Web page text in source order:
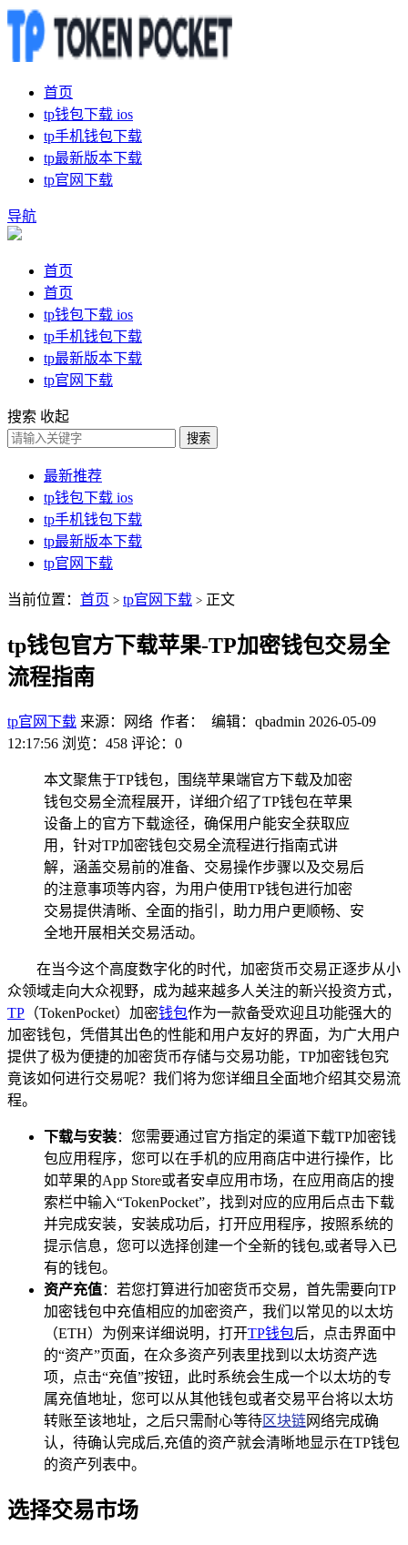
首页
tp钱包下载 ios
tp手机钱包下载
tp最新版本下载
tp官网下载
导航
首页
首页
tp钱包下载 ios
tp手机钱包下载
tp最新版本下载
tp官网下载
搜索 收起
搜索
最新推荐
tp钱包下载 ios
tp手机钱包下载
tp最新版本下载
tp官网下载
当前位置： 首页 > tp官网下载 > 正文
tp钱包官方下载苹果-TP加密钱包交易全
流程指南
tp官网下载 来源：网络 作者： 编辑：qbadmin 2026-05-09
12:17:56 浏览：458 评论：0
本文聚焦于TP钱包，围绕苹果端官方下载及加密
钱包交易全流程展开，详细介绍了TP钱包在苹果
设备上的官方下载途径，确保用户能安全获取应
用，针对TP加密钱包交易全流程进行指南式讲
解，涵盖交易前的准备、交易操作步骤以及交易后
的注意事项等内容，为用户使用TP钱包进行加密
交易提供清晰、全面的指引，助力用户更顺畅、安
全地开展相关交易活动。
在当今这个高度数字化的时代，加密货币交易正逐步从小
众领域走向大众视野，成为越来越多人关注的新兴投资方式，
TP （TokenPocket）加密钱包作为一款备受欢迎且功能强大的
加密钱包，凭借其出色的性能和用户友好的界面，为广大用户
提供了极为便捷的加密货币存储与交易功能，TP加密钱包究
竟该如何进行交易呢？我们将为您详细且全面地介绍其交易流
程。
下载与安装：您需要通过官方指定的渠道下载TP加密钱
包应用程序，您可以在手机的应用商店中进行操作，比
如苹果的App Store或者安卓应用市场，在应用商店的搜
索栏中输入“TokenPocket”，找到对应的应用后点击下载
并完成安装，安装成功后，打开应用程序，按照系统的
提示信息，您可以选择创建一个全新的钱包,或者导入已
有的钱包。
资产充值：若您打算进行加密货币交易，首先需要向TP
加密钱包中充值相应的加密资产，我们以常见的以太坊
（ETH）为例来详细说明，打开TP钱包后，点击界面中
的“资产”页面，在众多资产列表里找到以太坊资产选
项，点击“充值”按钮，此时系统会生成一个以太坊的专
属充值地址，您可以从其他钱包或者交易平台将以太坊
转账至该地址，之后只需耐心等待区块链网络完成确
认，待确认完成后,充值的资产就会清晰地显示在TP钱包
的资产列表中。
选择交易市场